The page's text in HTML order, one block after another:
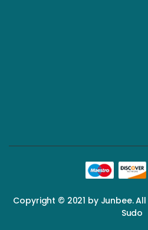
Copyright © 2021 by Junbee.
Sudo